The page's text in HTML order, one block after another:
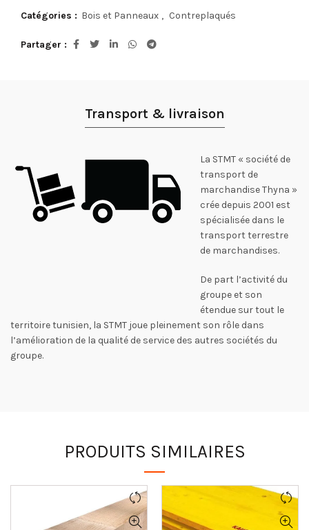
Catégories : Bois et Panneaux , Contreplaqués
Partager
Transport & livraison
La STMT « société de
transport de
marchandise Thyna »
crée depuis 2001 est
spécialisée dans le
transport terrestre
de marchandises.
De part l’activité du
groupe et son
étendue sur tout le
territoire tunisien, la STMT joue pleinement son rôle dans
l’amélioration de la qualité de service des autres sociétés du
groupe.
PRODUITS SIMILAIRES